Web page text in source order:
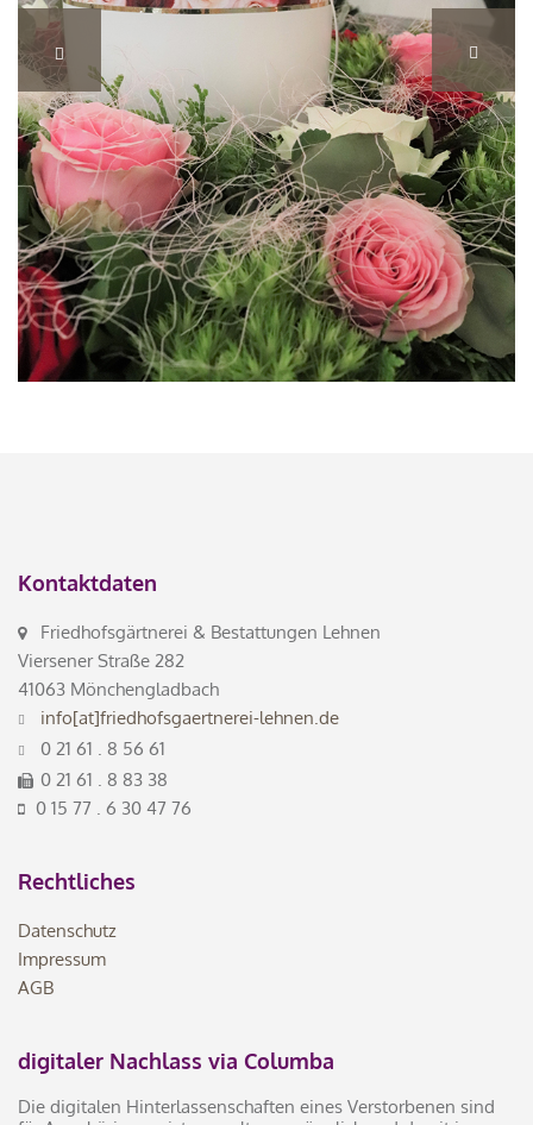
Kontaktdaten
Friedhofsgärtnerei & Bestattungen Lehnen
Viersener Straße 282
41063 Mönchengladbach
info[at]friedhofsgaertnerei-lehnen.de
0 21 61 . 8 56 61
0 21 61 . 8 83 38
0 15 77 . 6 30 47 76
Rechtliches
Datenschutz
Impressum
AGB
digitaler Nachlass via Columba
Die digitalen Hinterlassenschaften eines Verstorbenen sind